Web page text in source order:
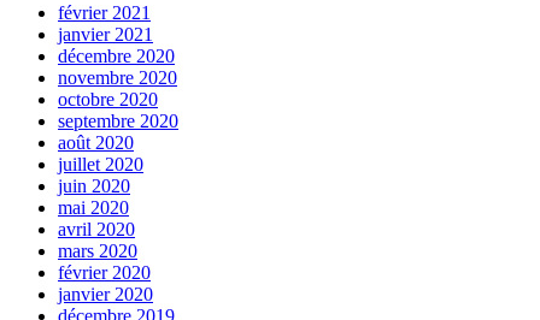
février 2021
janvier 2021
décembre 2020
novembre 2020
octobre 2020
septembre 2020
août 2020
juillet 2020
juin 2020
mai 2020
avril 2020
mars 2020
février 2020
janvier 2020
décembre 2019